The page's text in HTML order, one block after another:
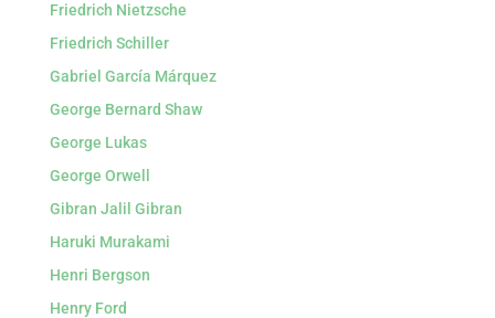
Friedrich Nietzsche
Friedrich Schiller
Gabriel García Márquez
George Bernard Shaw
George Lukas
George Orwell
Gibran Jalil Gibran
Haruki Murakami
Henri Bergson
Henry Ford